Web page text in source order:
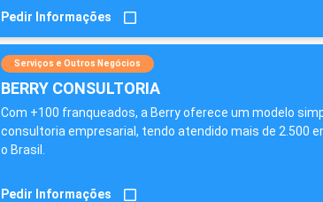
Pedir Informações
Serviços e Outros Negócios
BERRY CONSULTORIA
Com +100 franqueados, a Berry oferece um modelo
consultoria empresarial, tendo atendido mais de 2.500
o Brasil.
Pedir Informações